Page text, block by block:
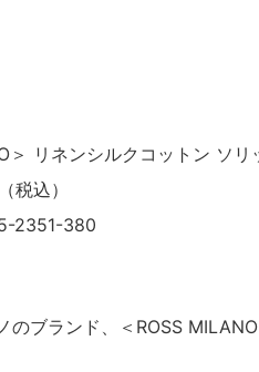
＞ リネンシルクコットン ソリ
税込）
2351-380
のブランド、＜ROSS MILANO